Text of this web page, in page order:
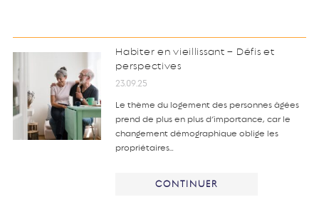
Habiter en vieillissant – Défis et
perspectives
23.09.25
Le thème du logement des personnes âgées
prend de plus en plus d’importance, car le
changement démographique oblige les
propriétaires…
CONTINUER